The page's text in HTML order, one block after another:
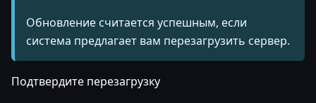
Обновление считается успешным, если
система предлагает вам перезагрузить сервер.
Подтвердите перезагрузку